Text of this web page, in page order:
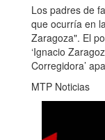
Los padres de
que ocurría en
Zaragoza". El
‘Ignacio
Corregidora’
MTP Noticias